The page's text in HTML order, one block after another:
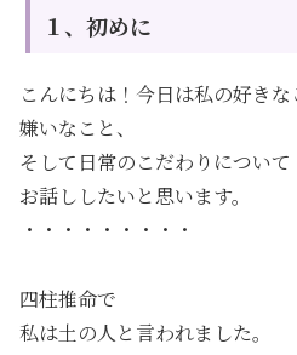
１、初めに
こんにちは！今日は私の好きな
嫌いなこと、
そして日常のこだわりについて
お話ししたいと思います。
・・・・・・・・・
四柱推命で
私は土の人と言われました。